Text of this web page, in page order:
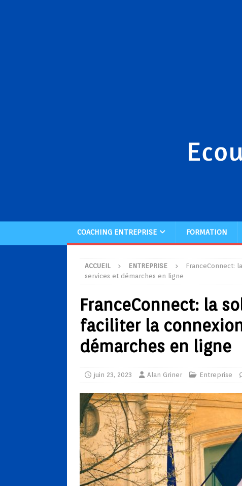
COACHING ENTREPRISE FORMATION
ACCUEIL ENTREPRISE
FranceConnect:
services et démarches en ligne
FranceConnect: la
faciliter la
démarches en ligne
juin 23, 2023 Alan Griner Entreprise